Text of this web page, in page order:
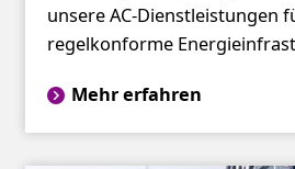
unsere AC-Dienstleistungen
regelkonforme
Mehr erfahren